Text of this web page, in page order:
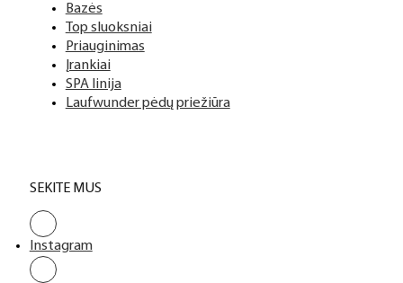
Bazės
Top sluoksniai
Priauginimas
Įrankiai
SPA linija
Laufwunder pėdų priežiūra
SEKITE MUS
Instagram